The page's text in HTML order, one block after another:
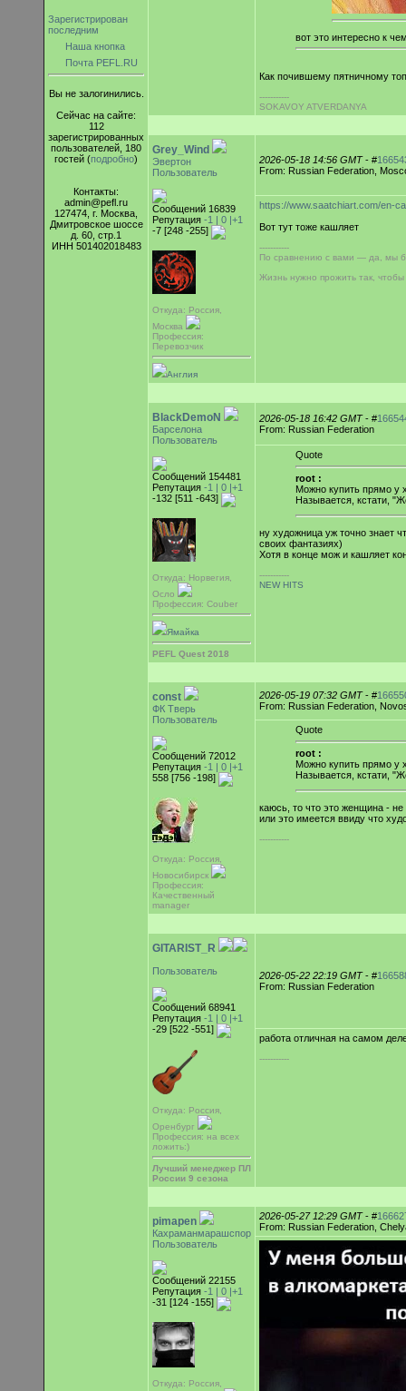
Зарегистрирован
последним
Наша кнопка
Почта PEFL.RU
Вы не залогинились.
Сейчас на сайте:
112
зарегистрированных
пользователей, 180
гостей (подробно)
Контакты:
admin@pefl.ru
127474, г. Москва,
Дмитровское шоссе
д. 60, стр.1
ИНН 501402018483
вот это интересно к
Как почившему пятничному
-----------
SOKAVOY ATVERDANYA
Grey_Wind
Эвертон
Пользователь
Сообщений 16839
Репутация -1 | 0 |+1
-7 [248 -255]
Откуда: Россия,
Москва
Профессия:
Перевозчик
Англия
2026-05-18 14:56 GMT- #
From: Russian Federation,
https://www.saatchiart.com/en-
Вот тут тоже кашляет
-----------
По сравнению с вами — да, мы
Жизнь нужно прожить так, чтобы
BlackDemoN
Барселона
Пользователь
Сообщений 154481
Репутация -1 | 0 |+1
-132 [511 -643]
Откуда: Норвегия,
Осло
Профессия: Couber
Ямайка
PEFL Quest 2018
2026-05-18 16:42 GMT- #
From: Russian Federation
Quote
root :
Можно купить прямо у
Называется, кстати,
ну художница уж точно знает
своих фантазиях)
Хотя в конце мож и кашляет
-----------
NEW HITS
const
ФК Тверь
Пользователь
Сообщений 72012
Репутация -1 | 0 |+1
558 [756 -198]
Откуда: Россия,
Новосибирск
Профессия:
Качественный
manager
2026-05-19 07:32 GMT- #
From: Russian Federation,
Quote
root :
Можно купить прямо у
Называется, кстати,
каюсь, то что это женщина - не
или это имеется ввиду что
-----------
GITARIST_R
Пользователь
Сообщений 68941
Репутация -1 | 0 |+1
-29 [522 -551]
Откуда: Россия,
Оренбург
Профессия: на всех
ложить:)
Лучший менеджер ПЛ
России 9 сезона
2026-05-22 22:19 GMT- #
From: Russian Federation
работа отличная на самом
-----------
pimapen
Кахраманмарашспор
Пользователь
Сообщений 22155
Репутация -1 | 0 |+1
-31 [124 -155]
Откуда: Россия,
2026-05-27 12:29 GMT- #
From: Russian Federation,